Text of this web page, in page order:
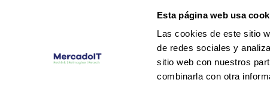
Esta página web usa
Las cookies de este sitio
de redes sociales y
sitio web con nuestros
combinarla con otra